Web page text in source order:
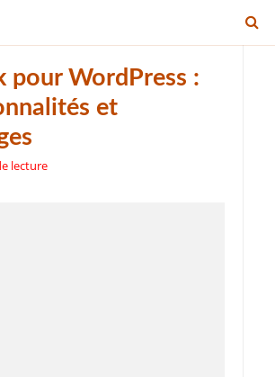
pour WordPress :
et
lecture